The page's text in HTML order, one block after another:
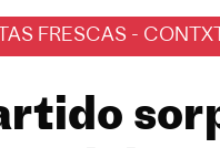
FRESCAS -